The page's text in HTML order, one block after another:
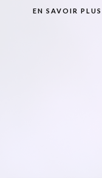
EN SAVOIR PLUS